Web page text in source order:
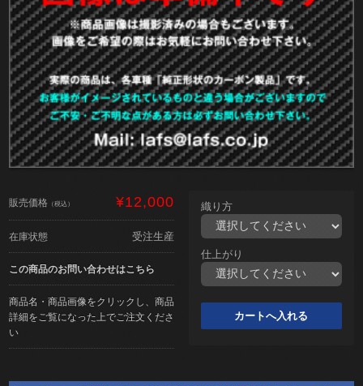
販売価格 （税込） ¥12,000
在庫状態 受注生産
この商品のお問い合わせはこちら
商品名・商品画像をクリックし、商品
詳細をご覧になった上でご注文くださ
い
織り方
仕上がり